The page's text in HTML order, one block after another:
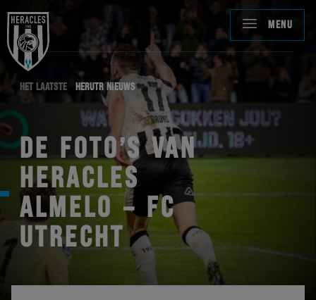
MENU
HET LAATSTE HERUTR NIEUWS
DE FOTO’S VAN
HERACLES
ALMELO – FC
UTRECHT